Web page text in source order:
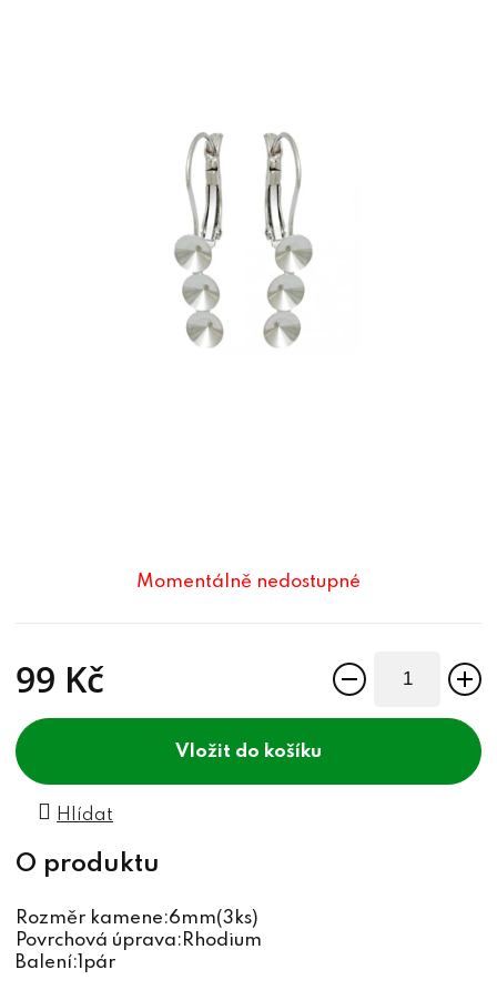
Momentálně nedostupné
99 Kč
do košíku
Hlídat
Rozměr kamene:6mm(3ks)
Povrchová úprava:Rhodium
Balení:1pár